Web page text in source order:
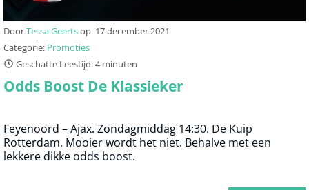
DoorTessa Geertsop 17 december 2021
Categorie: Promoties
Geschatte Leestijd: 4 minuten
Odds Boost De Klassieker
Feyenoord – Ajax. Zondagmiddag 14:30. De Kuip
Rotterdam. Mooier wordt het niet. Behalve met een
lekkere dikke odds boost.